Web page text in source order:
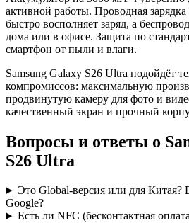
активной работы. Проводная
быстро восполняет заряд, а
дома или в офисе. Защита по
смартфон от пыли и влаги.
Samsung Galaxy S26 Ultra подойдёт
компромиссов: максимальную
продвинутую камеру для фото и
качественный экран и прочный
Вопросы и ответы о
S26 Ultra
Это Global-версия или для Китая?
Google?
Есть ли NFC (бесконтактная